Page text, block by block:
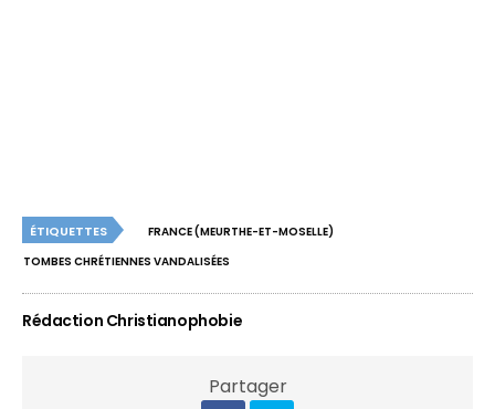
ÉTIQUETTES
FRANCE (MEURTHE-ET-MOSELLE)
TOMBES CHRÉTIENNES VANDALISÉES
Rédaction Christianophobie
Partager